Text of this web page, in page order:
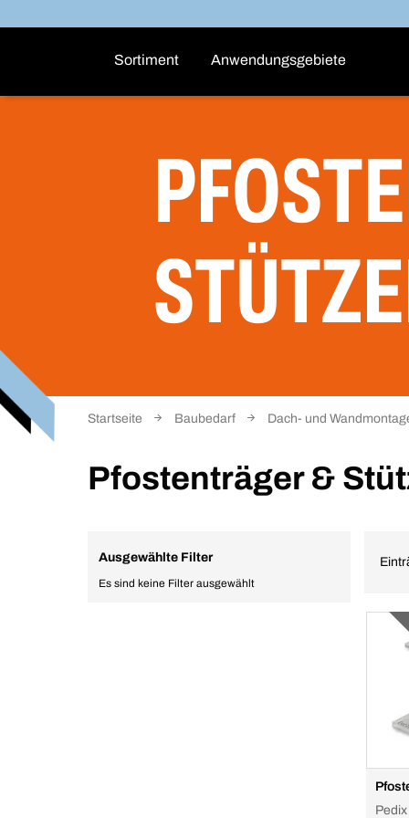
Sortiment Anwendungsgebiete
Startseite Baubedarf Dach- und
Pfostenträger &
Ausgewählte Filter
Es sind keine Filter ausgewählt
Pedix